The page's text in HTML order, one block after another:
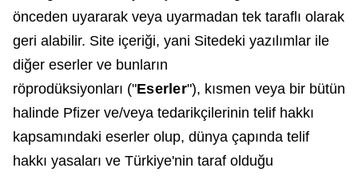
önceden uyararak veya uyarmadan tek taraflı olarak
geri alabilir. Site içeriği, yani Sitedeki yazılımlar ile
diğer eserler ve bunların
röprodüksiyonları ("Eserler"), kısmen veya bir bütün
halinde Pfizer ve/veya tedarikçilerinin telif hakkı
kapsamındaki eserler olup, dünya çapında telif
hakkı yasaları ve Türkiye'nin taraf olduğu